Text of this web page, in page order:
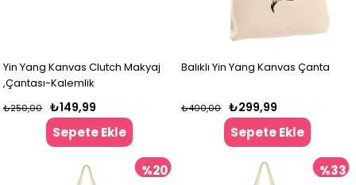
Yin Yang Kanvas Clutch Makyaj
,Çantası-Kalemlik
₺149,99
₺250,00
Sepete Ekle
Balıklı Yin Yang Kanvas Çanta
₺299,99
₺400,00
Sepete Ekle
%20 %33